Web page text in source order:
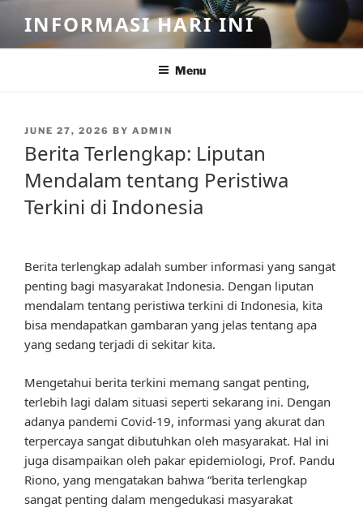
content
INFORMASI HARI INI
Menu
POSTED
JUNE 27, 2026 BY ADMIN
Berita Terlengkap: Liputan
Mendalam tentang Peristiwa
Terkini di Indonesia
Berita terlengkap adalah sumber informasi yang sangat
penting bagi masyarakat Indonesia. Dengan liputan
mendalam tentang peristiwa terkini di Indonesia, kita
bisa mendapatkan gambaran yang jelas tentang apa
yang sedang terjadi di sekitar kita.
Mengetahui berita terkini memang sangat penting,
terlebih lagi dalam situasi seperti sekarang ini. Dengan
adanya pandemi Covid-19, informasi yang akurat dan
terpercaya sangat dibutuhkan oleh masyarakat. Hal ini
juga disampaikan oleh pakar epidemiologi, Prof. Pandu
Riono, yang mengatakan bahwa “berita terlengkap
sangat penting dalam mengedukasi masyarakat